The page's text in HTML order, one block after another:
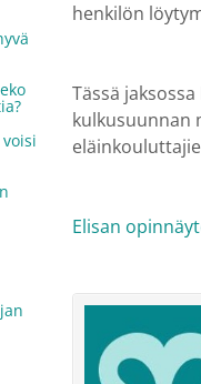
henkilön
Tässä
kulkusuunnan
Elisan